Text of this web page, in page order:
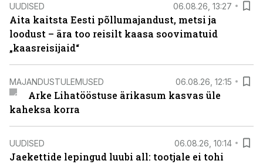
UUDISED 06.08.26, 13:27
Aita kaitsta Eesti põllumajandust, metsi ja
loodust – ära too reisilt kaasa soovimatuid
„kaasreisijaid“
MAJANDUSTULEMUSED 06.08.26, 12:15
Arke Lihatööstuse ärikasum kasvas üle
kaheksa korra
UUDISED 06.08.26, 10:14
Jaekettide lepingud luubi all: tootjale ei tohi